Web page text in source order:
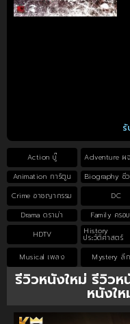
Action บู๊ Adventure
Animation การ์ตูน
Biography ชีว
Crime อาชญากรรม
DC
Drama ดราม่า
Family ครอ
HDTV
History
ประวัติศาสตร์
Musical เพลง Mystery ลึ
รีวิวหนังใหม่ รีวิว
หนังใ